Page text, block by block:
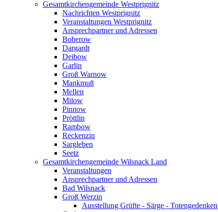
Gesamtkirchengemeinde Westprignitz
Nachrichten Westprignitz
Veranstaltungen Westprignitz
Ansprechpartner und Adressen
Boberow
Dargardt
Deibow
Garlin
Groß Warnow
Mankmuß
Mellen
Milow
Pinnow
Pröttlin
Rambow
Reckenzin
Sargleben
Seetz
Gesamtkirchengemeinde Wilsnack Land
Veranstaltungen
Ansprechpartner und Adressen
Bad Wilsnack
Groß Werzin
Ausstellung Grüfte - Särge - Totengedenken